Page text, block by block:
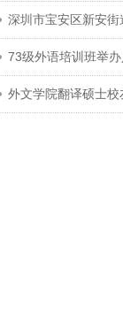
深圳市宝安区新安
73级外语培训班举
外文学院翻译硕士